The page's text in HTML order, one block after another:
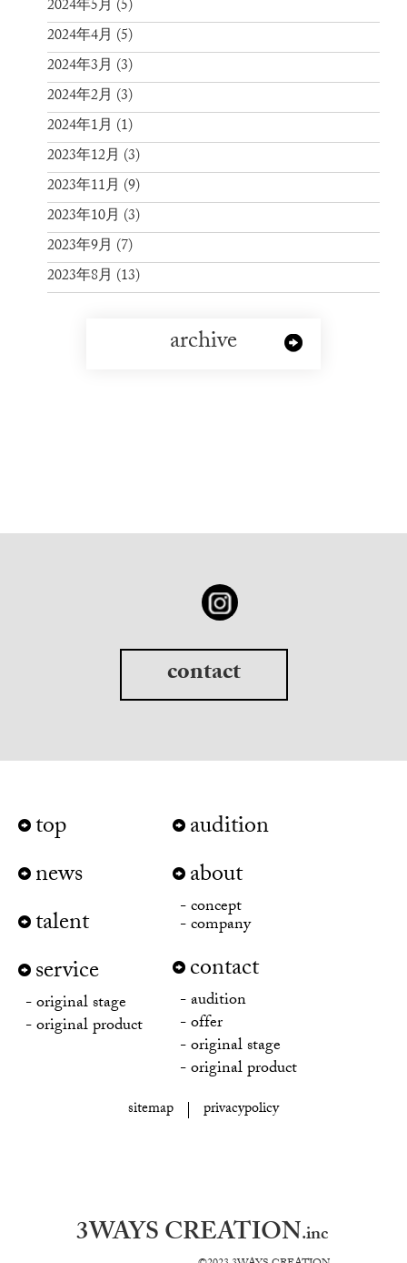
2024年5月 (5)
2024年4月 (5)
2024年3月 (3)
2024年2月 (3)
2024年1月 (1)
2023年12月 (3)
2023年11月 (9)
2023年10月 (3)
2023年9月 (7)
2023年8月 (13)
archive
contact
3WAYS CREATION.inc
top
news
talent
service
original stage
original product
audition
about
concept
company
contact
audition
offer
original stage
original product
sitemap privacypolicy